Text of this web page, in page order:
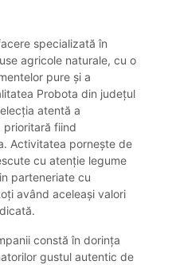
specializată în
agricole naturale, cu o
pure și a
Probota din județul
atentă a
prioritară fiind
Activitatea pornește de
cu atenție legume
parteneriate cu
având aceleași valori
constă în dorința
gustul autentic de